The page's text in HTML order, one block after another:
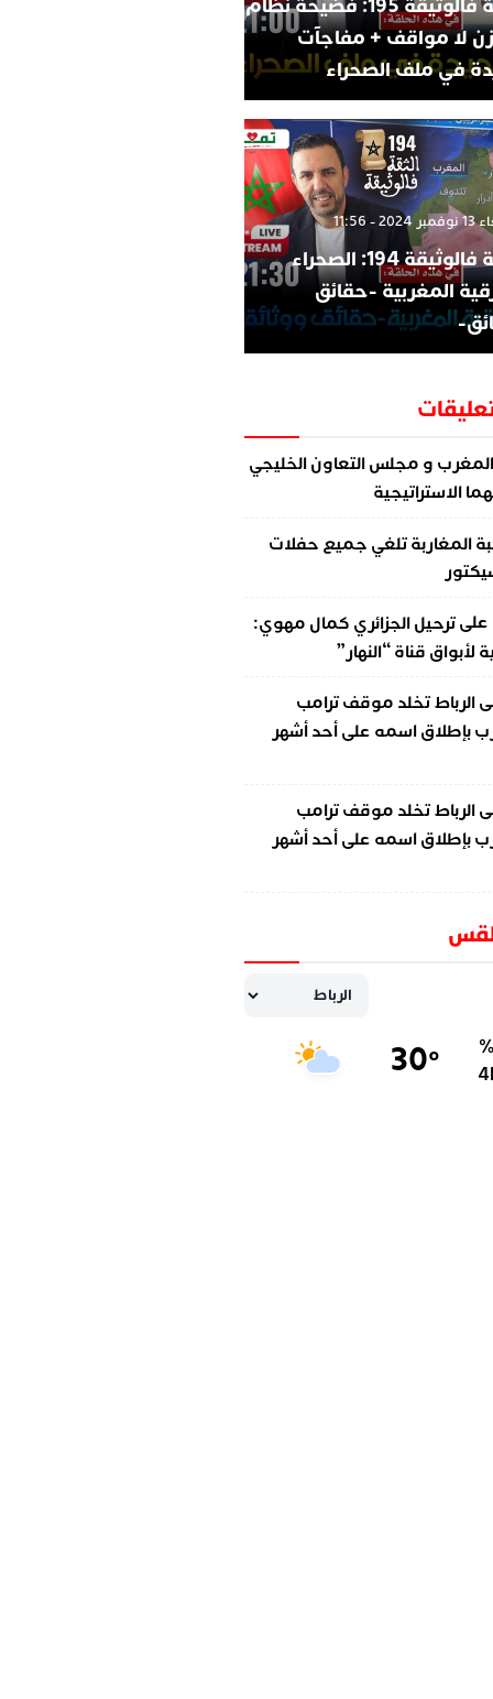
الثقة فالوثيقة 195: فضيحة نظام
لا مواقف + مفاجآت
في ملف الصحراء
- 11:56
الثقة فالوثيقة 194: الصحراء
المغربية -حقائق
المغرب و مجلس التعاون الخليجي
الاستراتيجية
المغاربة تلغي جميع حفلات
علىترحيل الجزائري كمال مهوي:
قناة “النهار”
الرباط تخلد موقف ترامب
بإطلاق اسمه على أحد أشهر
الرباط تخلد موقف ترامب
بإطلاق اسمه على أحد أشهر
%
4
30°